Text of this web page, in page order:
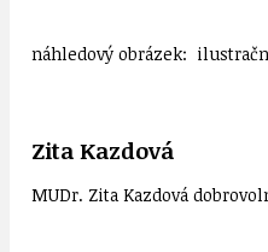
náhledový obrázek:
Zita Kazdová
MUDr. Zita Kazdová